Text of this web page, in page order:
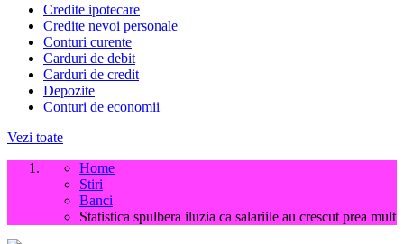
Credite ipotecare
Credite nevoi personale
Conturi curente
Carduri de debit
Carduri de credit
Depozite
Conturi de economii
Vezi toate
Home
Stiri
Banci
Statistica spulbera iluzia ca salariile au crescut prea mult